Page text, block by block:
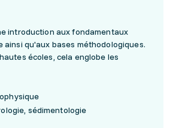
introduction aux fondamentaux
ainsi qu'aux bases méthodologiques.
écoles, cela englobe les
sédimentologie